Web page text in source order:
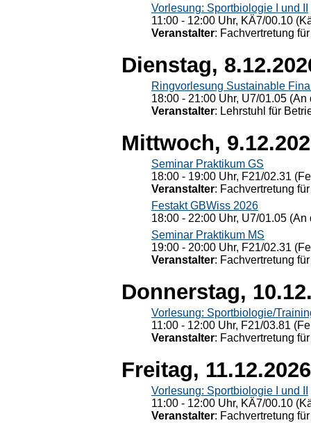
Vorlesung: Sportbiologie I und II
11:00 - 12:00 Uhr, KÄ7/00.10
Veranstalter: Fachvertretung
Dienstag,
Ringvorlesung Sustainable
18:00 - 21:00 Uhr, U7/01.05
Veranstalter: Lehrstuhl für
Mittwoch,
Seminar Praktikum GS
18:00 - 19:00 Uhr, F21/02.31
Veranstalter: Fachvertretung
Festakt GBWiss 2026
18:00 - 22:00 Uhr, U7/01.05
Seminar Praktikum MS
19:00 - 20:00 Uhr, F21/02.31
Veranstalter: Fachvertretung
Donnerstag,
Vorlesung: Sportbiologie/
11:00 - 12:00 Uhr, F21/03.81
Veranstalter: Fachvertretung
Freitag, 11.12.2026
Vorlesung: Sportbiologie I und II
11:00 - 12:00 Uhr, KÄ7/00.10
Veranstalter: Fachvertretung